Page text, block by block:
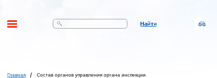
Поиск
Главная Состав органов управления органа инспекции